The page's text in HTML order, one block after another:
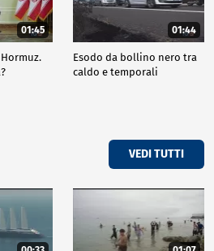
01:45 01:44
Esodo da bollino nero tra
caldo e temporali
VEDI TUTTI